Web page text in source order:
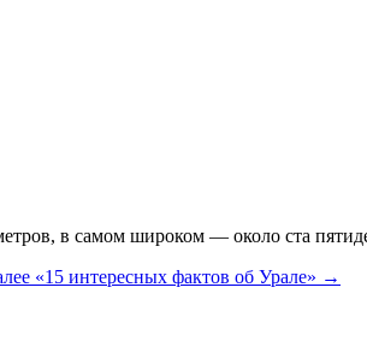
в самом широком — около ста
«15 интересных фактов об Урале» →